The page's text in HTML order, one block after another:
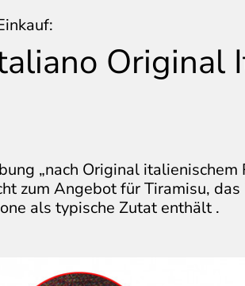
Original
„nach Original italienischem
zum Angebot für Tiramisu, das
als typische Zutat enthält .